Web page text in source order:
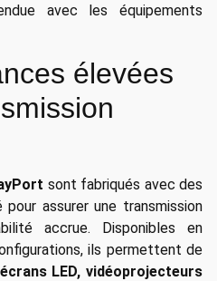
avec les équipements
élevées
sont fabriqués avec des
assurer une transmission
accrue. Disponibles en
ils permettent de
écrans LED, vidéoprojecteurs